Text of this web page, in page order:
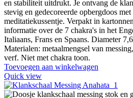
en stabiliteit uitdrukt. Je ontvang de
stevig en gedecoreerde opbergdoos
meditatiekussentje. Verpakt in
informatie over de 7 chakra's in het
Italiaans, Frans en Spaans. Diameter
Materialen: metaalmengsel van
verf. Niet met chakra toon.
Toevoegen aan winkelwagen
Quick view